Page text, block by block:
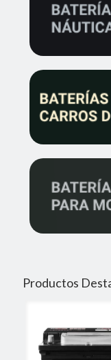
Productos